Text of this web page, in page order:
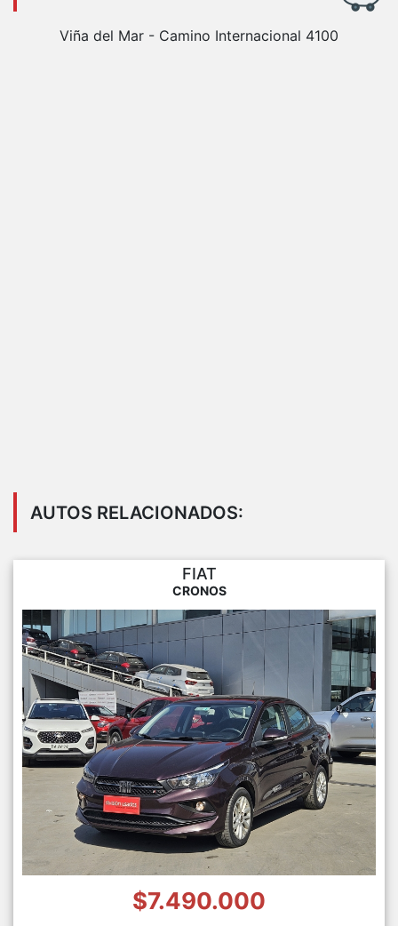
Viña del Mar - Camino Internacional 4100
AUTOS RELACIONADOS:
FIAT
CRONOS
$7.490.000